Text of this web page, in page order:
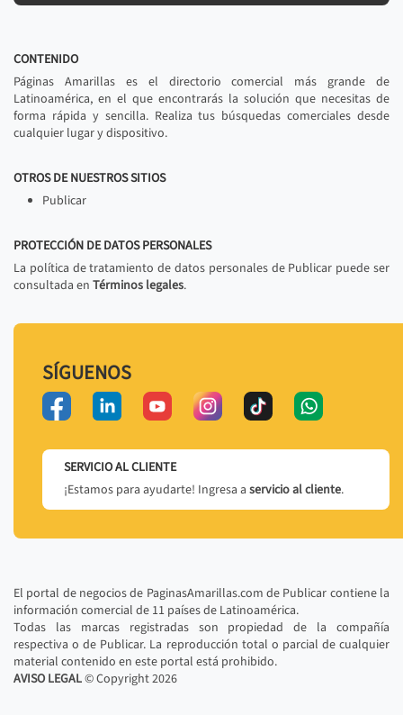
CONTENIDO
Páginas Amarillas es el directorio comercial más grande de
Latinoamérica, en el que encontrarás la solución que necesitas de
forma rápida y sencilla. Realiza tus búsquedas comerciales desde
cualquier lugar y dispositivo.
OTROS DE NUESTROS SITIOS
Publicar
PROTECCIÓN DE DATOS PERSONALES
La política de tratamiento de datos personales de Publicar puede ser
consultada en Términos legales.
SÍGUENOS
SERVICIO AL CLIENTE
¡Estamos para ayudarte! Ingresa a servicio al cliente.
El portal de negocios de PaginasAmarillas.com de Publicar contiene la
información comercial de 11 países de Latinoamérica.
Todas las marcas registradas son propiedad de la compañía
respectiva o de Publicar. La reproducción total o parcial de cualquier
material contenido en este portal está prohibido.
AVISO LEGAL© Copyright2026